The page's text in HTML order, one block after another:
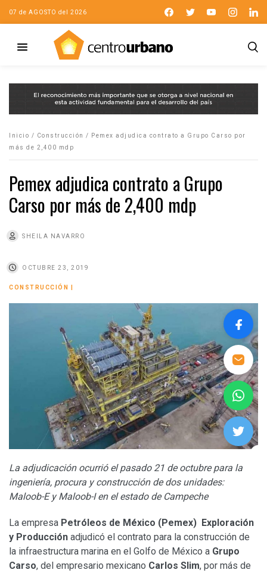
07 de AGOSTO del 2026
Inicio / Construcción /
Pemex adjudica contrato a Grupo Carso por
más de 2,400 mdp
Pemex adjudica contrato a Grupo
Carso por más de 2,400 mdp
SHEILA NAVARRO
OCTUBRE 23, 2019
CONSTRUCCIÓN
La adjudicación ocurrió el pasado 21 de octubre para la
ingeniería, procura y construcción de dos unidades:
Maloob-E y Maloob-I en el estado de Campeche
La empresa Petróleos de México (Pemex) Exploración
y Producción adjudicó el contrato para la construcción de
la infraestructura marina en el Golfo de México a Grupo
Carso, del empresario mexicano Carlos Slim, por más de